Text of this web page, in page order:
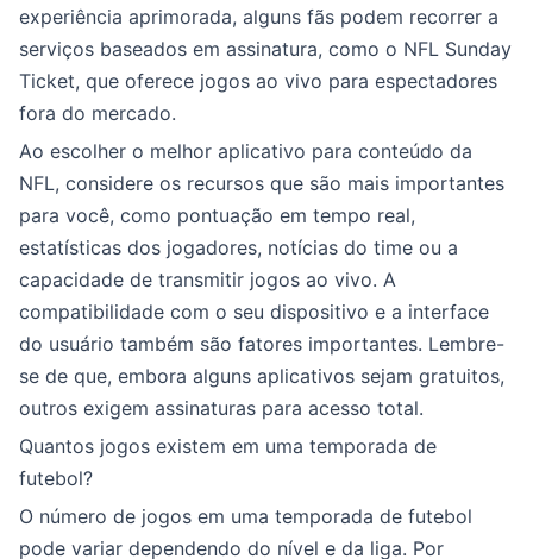
experiência aprimorada, alguns fãs podem recorrer a
serviços baseados em assinatura, como o NFL Sunday
Ticket, que oferece jogos ao vivo para espectadores
fora do mercado.
Ao escolher o melhor aplicativo para conteúdo da
NFL, considere os recursos que são mais importantes
para você, como pontuação em tempo real,
estatísticas dos jogadores, notícias do time ou a
capacidade de transmitir jogos ao vivo. A
compatibilidade com o seu dispositivo e a interface
do usuário também são fatores importantes. Lembre-
se de que, embora alguns aplicativos sejam gratuitos,
outros exigem assinaturas para acesso total.
Quantos jogos existem em uma temporada de
futebol?
O número de jogos em uma temporada de futebol
pode variar dependendo do nível e da liga. Por